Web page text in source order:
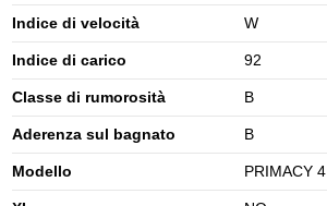
Indice di velocità W
Indice di carico 92
Classe di rumorosità B
Aderenza sul bagnato B
Modello PRIMACY 4